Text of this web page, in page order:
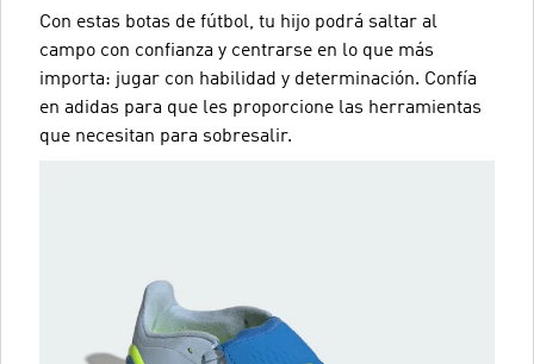
Con estas botas de fútbol, tu hijo podrá saltar al
campo con confianza y centrarse en lo que más
importa: jugar con habilidad y determinación. Confía
en adidas para que les proporcione las herramientas
que necesitan para sobresalir.